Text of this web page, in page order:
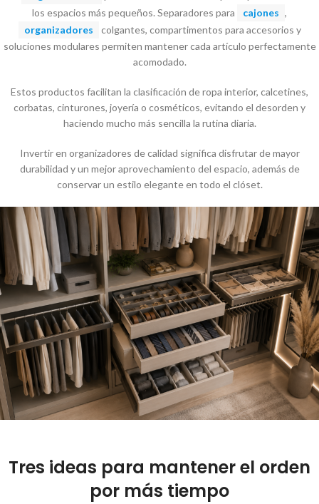
los espacios más pequeños. Separadores para
cajones ,
organizadores
colgantes, compartimentos para accesorios y
soluciones modulares permiten mantener cada artículo perfectamente
acomodado.
Estos productos facilitan la clasificación de ropa interior, calcetines,
corbatas, cinturones, joyería o cosméticos, evitando el desorden y
haciendo mucho más sencilla la rutina diaria.
Invertir en organizadores de calidad significa disfrutar de mayor
durabilidad y un mejor aprovechamiento del espacio, además de
conservar un estilo elegante en todo el clóset.
Tres ideas para mantener el orden
por más tiempo